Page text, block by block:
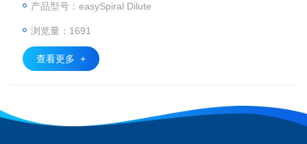
产品型号：easySpiral Dilute
浏览量：1691
查看更多 +